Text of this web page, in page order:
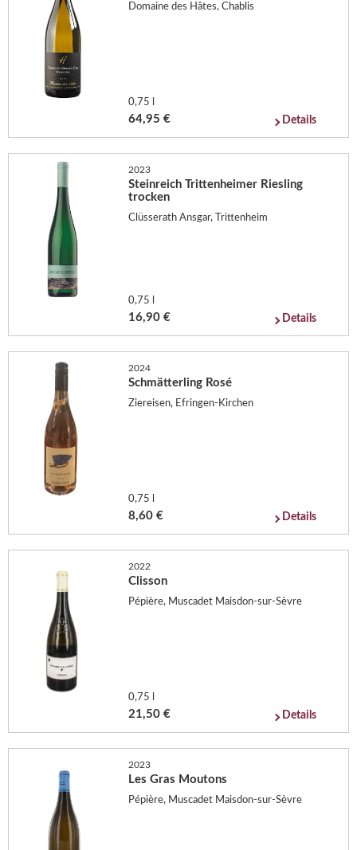
Domaine des Hâtes, Chablis
0,75 l
64,95 € Details
2023
Steinreich Trittenheimer Riesling
trocken
Clüsserath Ansgar, Trittenheim
0,75 l
16,90 € Details
2024
Schmätterling Rosé
Ziereisen, Efringen-Kirchen
0,75 l
8,60 € Details
2022
Clisson
Pépière, Muscadet Maisdon-sur-Sèvre
0,75 l
21,50 € Details
2023
Les Gras Moutons
Pépière, Muscadet Maisdon-sur-Sèvre